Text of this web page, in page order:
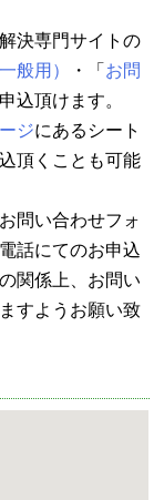
決専門サイトの
般用） ・「 お問
込頂けます。
ジにあるシート
頂くことも可能
問い合わせフォ
話にてのお申込
関係上、お問い
すようお願い致